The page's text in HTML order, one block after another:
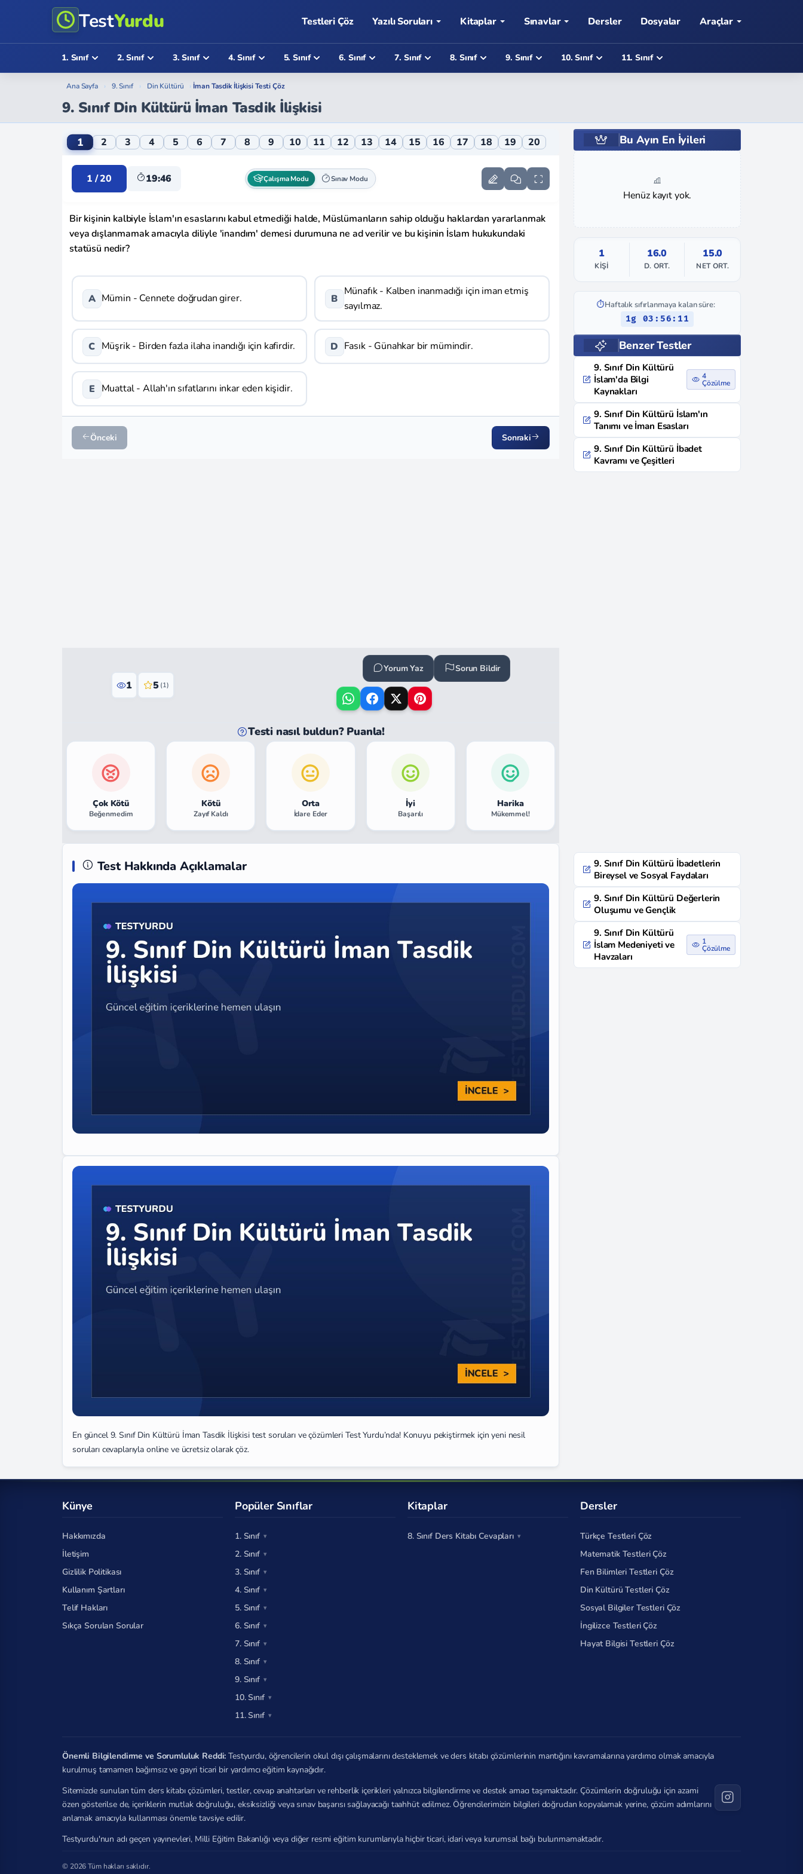
TestYurdu Testleri Çöz Yazılı Soruları Kitaplar Sınavlar Dersler Dosyalar Araçlar
1. Sınıf 2. Sınıf 3. Sınıf 4. Sınıf 5. Sınıf 6. Sınıf 7. Sınıf 8. Sınıf 9. Sınıf 10. Sınıf 11. Sınıf
Ana Sayfa › 9. Sınıf › Din Kültürü › İman Tasdik İlişkisi Testi Çöz
9. Sınıf Din Kültürü İman Tasdik İlişkisi
9. Sınıf Din Kültürü İman Tasdik İlişkisi Online Testi
1 2 3 4 5 6 7 8 9 10 11 12 13 14 15 16 17 18 19 20
1 / 20 19:46 Çalışma Modu Sınav Modu
Bir kişinin kalbiyle İslam'ın esaslarını kabul etmediği halde, Müslümanların sahip olduğu haklardan yararlanmak
veya dışlanmamak amacıyla diliyle 'inandım' demesi durumuna ne ad verilir ve bu kişinin İslam hukukundaki
statüsü nedir?
A Mümin - Cennete doğrudan girer. B
Münafık - Kalben inanmadığı için iman etmiş
sayılmaz.
C Müşrik - Birden fazla ilaha inandığı için kafirdir. D Fasık - Günahkar bir mümindir.
E Muattal - Allah'ın sıfatlarını inkar eden kişidir.
Önceki Sonraki
1 5 (1)
Yorum Yaz Sorun Bildir
Testi nasıl buldun? Puanla!
Çok Kötü
Beğenmedim
Kötü
Zayıf Kaldı
Orta
İdare Eder
İyi
Başarılı
Harika
Mükemmel!
Test Hakkında Açıklamalar
En güncel 9. Sınıf Din Kültürü İman Tasdik İlişkisi test soruları ve çözümleri Test Yurdu’nda! Konuyu pekiştirmek için yeni nesil
soruları cevaplarıyla online ve ücretsiz olarak çöz.
Bu Ayın En İyileri
Henüz kayıt yok.
1
KIŞI
16.0
D. ORT.
15.0
NET ORT.
⏱️Haftalık sıfırlanmaya kalan süre:
1g 03:56:10
Benzer Testler
9. Sınıf Din Kültürü
İslam'da Bilgi
Kaynakları
4
Çözülme
9. Sınıf Din Kültürü İslam'ın
Tanımı ve İman Esasları
9. Sınıf Din Kültürü İbadet
Kavramı ve Çeşitleri
9. Sınıf Din Kültürü İbadetlerin
Bireysel ve Sosyal Faydaları
9. Sınıf Din Kültürü Değerlerin
Oluşumu ve Gençlik
9. Sınıf Din Kültürü
İslam Medeniyeti ve
Havzaları
1
Çözülme
Künye
Hakkımızda
İletişim
Gizlilik Politikası
Kullanım Şartları
Telif Hakları
Sıkça Sorulan Sorular
Popüler Sınıflar
1. Sınıf
2. Sınıf
3. Sınıf
4. Sınıf
5. Sınıf
6. Sınıf
7. Sınıf
8. Sınıf
9. Sınıf
10. Sınıf
11. Sınıf
Kitaplar
8. Sınıf Ders Kitabı Cevapları
Dersler
Türkçe Testleri Çöz
Matematik Testleri Çöz
Fen Bilimleri Testleri Çöz
Din Kültürü Testleri Çöz
Sosyal Bilgiler Testleri Çöz
İngilizce Testleri Çöz
Hayat Bilgisi Testleri Çöz
Önemli Bilgilendirme ve Sorumluluk Reddi: Testyurdu, öğrencilerin okul dışı çalışmalarını desteklemek ve ders kitabı çözümlerinin mantığını kavramalarına yardımcı olmak amacıyla
kurulmuş tamamen bağımsız ve gayri ticari bir yardımcı eğitim kaynağıdır.
Sitemizde sunulan tüm ders kitabı çözümleri, testler, cevap anahtarları ve rehberlik içerikleri yalnızca bilgilendirme ve destek amacı taşımaktadır. Çözümlerin doğruluğu için azami
özen gösterilse de, içeriklerin mutlak doğruluğu, eksiksizliği veya sınav başarısı sağlayacağı taahhüt edilmez. Öğrencilerimizin bilgileri doğrudan kopyalamak yerine, çözüm adımlarını
anlamak amacıyla kullanması önemle tavsiye edilir.
Testyurdu'nun adı geçen yayınevleri, Milli Eğitim Bakanlığı veya diğer resmi eğitim kurumlarıyla hiçbir ticari, idari veya kurumsal bağı bulunmamaktadır.
© 2026 Tüm hakları saklıdır.